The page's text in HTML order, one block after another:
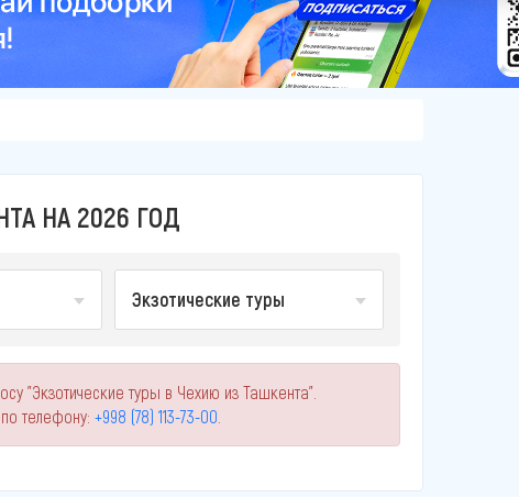
НА 2026 ГОД
Экзотические туры
"Экзотические туры в Чехию из Ташкента".
телефону: +998 (78) 113-73-00